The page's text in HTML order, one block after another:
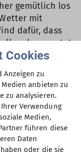
gemütlich los
mit
dafür, dass
als erwartet
nahmen alle
an
an dem
und einige
die Sicht war
wurde an
Cookies
Anzeigen zu
anbieten zu
zu analysieren.
Verwendung
Medien,
führen diese
Daten
oder die sie